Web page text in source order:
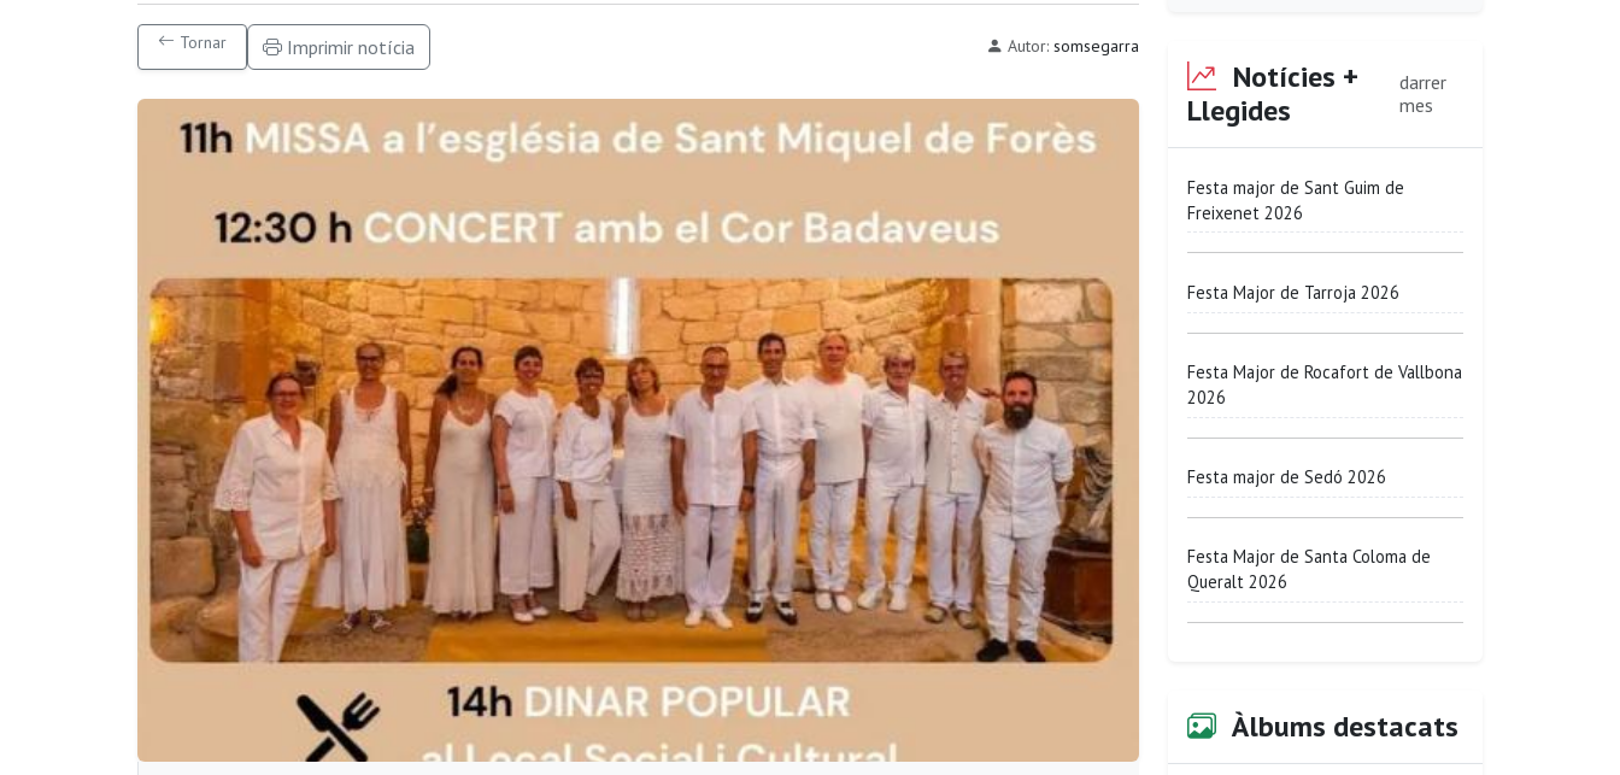
Tornar Imprimir notícia Autor: somsegarra
Notícies +
Llegides
darrer
mes
Festa major de Sant Guim de
Freixenet 2026
Festa Major de Tarroja 2026
Festa Major de Rocafort de Vallbona
2026
Festa major de Sedó 2026
Festa Major de Santa Coloma de
Queralt 2026
Àlbums destacats